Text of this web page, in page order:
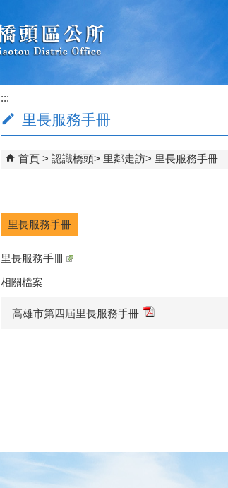
:::
里長服務手冊
首頁 認識橋頭 里鄰走訪 里長服務手冊
里長服務手冊
里長服務手冊
相關檔案
高雄市第四屆里長服務手冊